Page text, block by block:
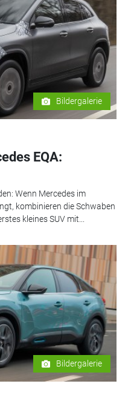
Bildergalerie
EQA:
Wenn Mercedes im
kombinieren die Schwaben
kleines SUV mit...
Bildergalerie